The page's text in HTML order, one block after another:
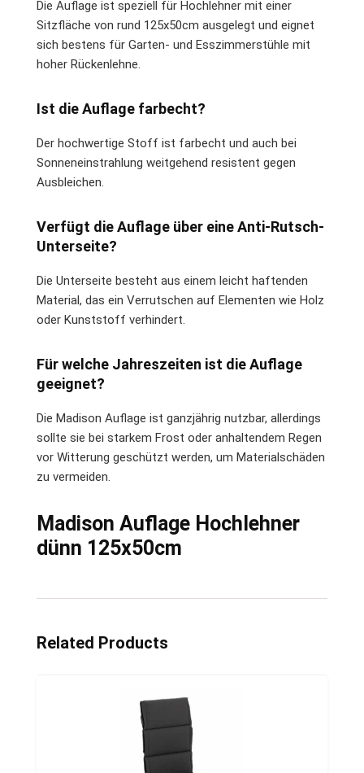
Die Auflage ist speziell für Hochlehner mit einer
Sitzfläche von rund 125x50cm ausgelegt und eignet
sich bestens für Garten- und Esszimmerstühle mit
hoher Rückenlehne.
Ist die Auflage farbecht?
Der hochwertige Stoff ist farbecht und auch bei
Sonneneinstrahlung weitgehend resistent gegen
Ausbleichen.
Verfügt die Auflage über eine Anti-Rutsch-
Unterseite?
Die Unterseite besteht aus einem leicht haftenden
Material, das ein Verrutschen auf Elementen wie Holz
oder Kunststoff verhindert.
Für welche Jahreszeiten ist die Auflage
geeignet?
Die Madison Auflage ist ganzjährig nutzbar, allerdings
sollte sie bei starkem Frost oder anhaltendem Regen
vor Witterung geschützt werden, um Materialschäden
zu vermeiden.
Madison Auflage Hochlehner
dünn 125x50cm
Related Products